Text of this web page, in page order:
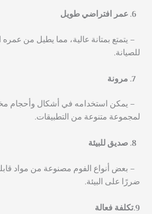
عمر افتراضي طويل
– يتمتع بمتانة عالية، مما يطيل من
للصيانة.
مرونة
– يمكن استخدامه في أشكال وأحجام
لمجموعة متنوعة من التطبيقات.
صديق للبيئة
– بعض أنواع الفوم مصنوعة من مواد
ضررًا على البيئة.
9.تكلفة فعالة